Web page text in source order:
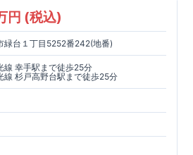
様について
合わせください。
休み）
円 (税込)
緑台１丁目5252番242(地番)
線 幸手駅まで徒歩25分
線 杉戸高野台駅まで徒歩25分